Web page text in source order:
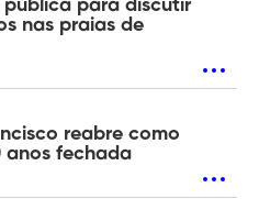
pública para discutir
nas praias de
reabre como
anos fechada